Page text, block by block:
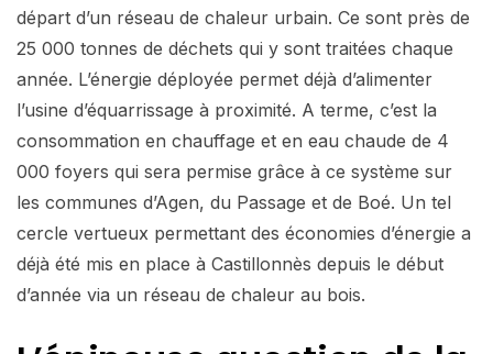
départ d’un réseau de chaleur urbain. Ce sont près de
25 000 tonnes de déchets qui y sont traitées chaque
année. L’énergie déployée permet déjà d’alimenter
l’usine d’équarrissage à proximité. A terme, c’est la
consommation en chauffage et en eau chaude de 4
000 foyers qui sera permise grâce à ce système sur
les communes d’Agen, du Passage et de Boé. Un tel
cercle vertueux permettant des économies d’énergie a
déjà été mis en place à Castillonnès depuis le début
d’année via un réseau de chaleur au bois.